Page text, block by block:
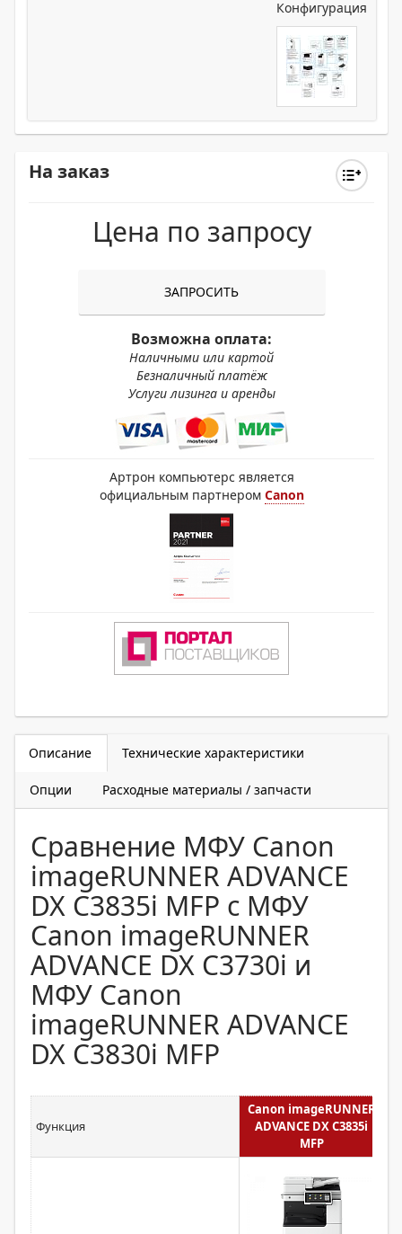
Конфигурация
На заказ
Цена по запросу
ЗАПРОСИТЬ
Возможна оплата:
Наличными или картой
Безналичный платёж
Услуги лизинга и аренды
Артрон компьютерс является
официальным партнером Canon
Описание Технические характеристики
Опции Расходные материалы / запчасти
Сравнение МФУ Canon
imageRUNNER ADVANCE
DX C3835i MFP с МФУ
Canon imageRUNNER
ADVANCE DX C3730i и
МФУ Canon
imageRUNNER ADVANCE
DX C3830i MFP
Функция
Canon imageRUNNER
ADVANCE DX C3835i
MFP